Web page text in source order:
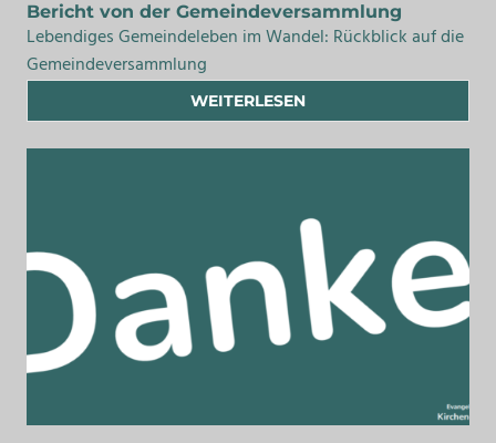
Bericht von der Gemeindeversammlung
Lebendiges Gemeindeleben im Wandel: Rückblick auf die
Gemeindeversammlung
WEITERLESEN